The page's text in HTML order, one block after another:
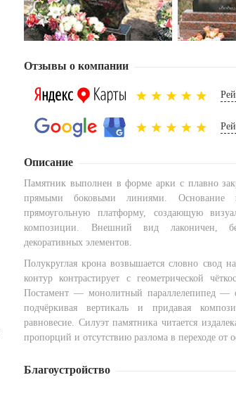
Отзывы о компании
Описание
Памятник выполнен в форме арки с плавно
прямыми боковыми линиями. Основание
прямоугольную платформу, создающую
композиции. Внешний вид лаконичен,
декоративных элементов.
Полукруглая крона возвышается словно свод
контур контрастирует с геометрической
Постамент — монолитный параллелепипед —
подчёркивая вертикаль и придавая
равновесие. Силуэт памятника читается
пропорций и отсутствию разлома в переходе от
Благоустройство